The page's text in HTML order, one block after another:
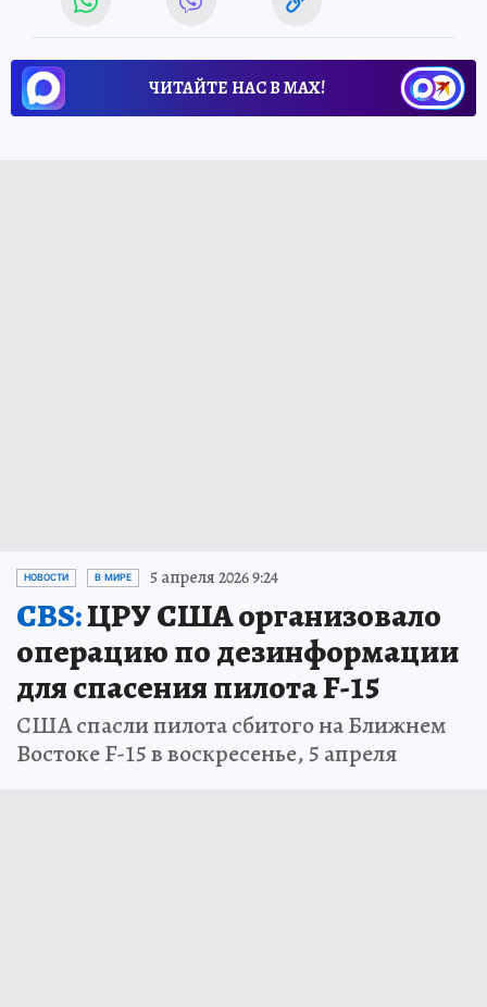
ЧИТАЙТЕ НАС В МАХ!
НОВОСТИ В МИРЕ 5 апреля 2026 9:24
CBS:ЦРУ США организовало
операцию по дезинформации
для спасения пилота F-15
США спасли пилота сбитого на Ближнем
Востоке F-15 в воскресенье, 5 апреля